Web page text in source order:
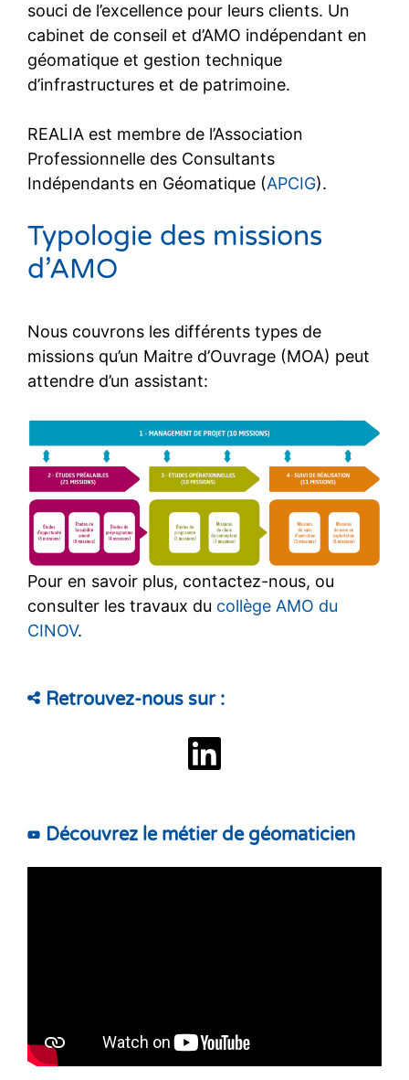
souci de l’excellence pour leurs clients. Un
cabinet de conseil et d’AMO indépendant en
géomatique et gestion technique
d’infrastructures et de patrimoine.
REALIA est membre de l’Association
Professionnelle des Consultants
Indépendants en Géomatique (APCIG).
Typologie des missions
d’AMO
Nous couvrons les différents types de
missions qu’un Maitre d’Ouvrage (MOA) peut
attendre d’un assistant:
Pour en savoir plus, contactez-nous, ou
consulter les travaux du collège AMO du
CINOV.
Retrouvez-nous sur :
linkedin
Découvrez le métier de géomaticien